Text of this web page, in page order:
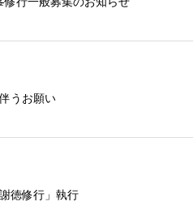
うお願い
徳修行」執行